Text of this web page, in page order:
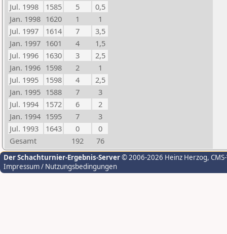
Jul. 1998
1585 5
0,5
Jan. 1998 1620 1
1
Jul. 1997
1614 7
3,5
Jan. 1997 1601 4
1,5
Jul. 1996
1630 3
2,5
Jan. 1996 1598 2
1
Jul. 1995
1598 4
2,5
Jan. 1995 1588 7
3
Jul. 1994
1572 6
2
Jan. 1994 1595 7
3
Jul. 1993
1643 0
0
Gesamt
192 76
Der Schachturnier-Ergebnis-Server© 2006-2026 Heinz Herzog,
Impressum / Nutzungsbedingungen